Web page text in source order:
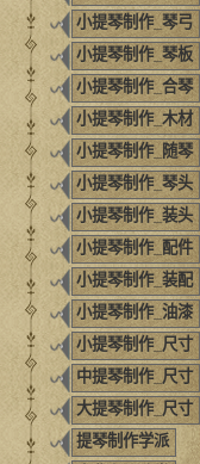
小提琴制作_琴弓
小提琴制作_琴板
小提琴制作_合琴
小提琴制作_木材
小提琴制作_随琴
小提琴制作_琴头
小提琴制作_装头
小提琴制作_配件
小提琴制作_装配
小提琴制作_油漆
小提琴制作_尺寸
中提琴制作_尺寸
大提琴制作_尺寸
提琴制作学派